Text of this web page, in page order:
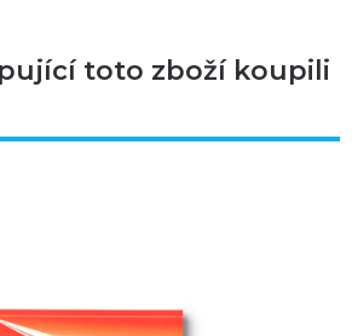
toto zboží koupili